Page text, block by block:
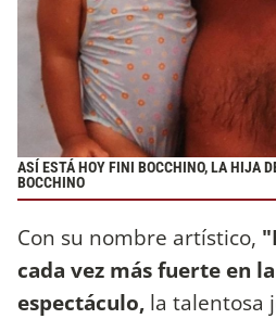
ASÍ ESTÁ HOY FINI BOCCHINO, LA HIJA
BOCCHINO
Con su nombre artístico,
cada vez más fuerte en
espectáculo, la talentosa